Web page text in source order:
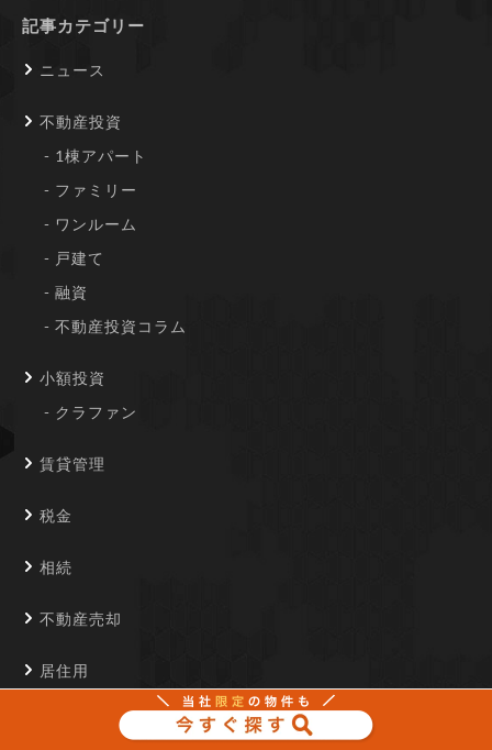
記事カテゴリー
ニュース
不動産投資
1棟アパート
ファミリー
ワンルーム
戸建て
融資
不動産投資コラム
小額投資
クラファン
賃貸管理
税金
相続
不動産売却
居住用